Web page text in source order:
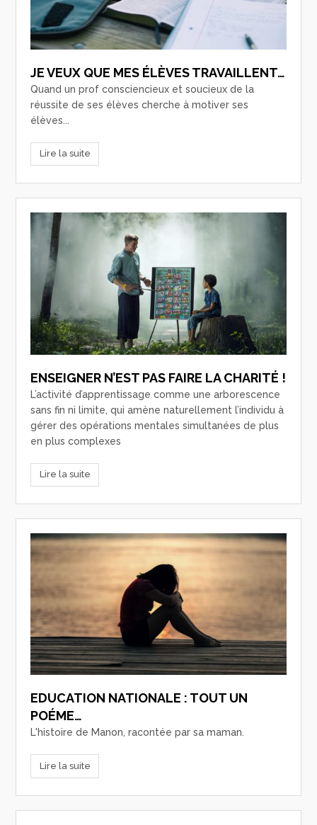
JE VEUX QUE MES ÉLÈVES TRAVAILLENT…
Quand un prof consciencieux et soucieux de la
réussite de ses élèves cherche à motiver ses
élèves...
Lire la suite
ENSEIGNER N’EST PAS FAIRE LA CHARITÉ !
L’activité d’apprentissage comme une arborescence
sans fin ni limite, qui amène naturellement l’individu à
gérer des opérations mentales simultanées de plus
en plus complexes
Lire la suite
EDUCATION NATIONALE : TOUT UN
POÉME…
L'histoire de Manon, racontée par sa maman.
Lire la suite